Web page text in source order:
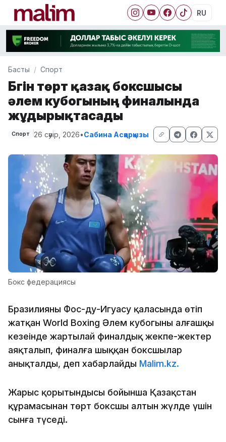
RU
Басты Спорт
Бүгін төрт қазақ боксшысы
әлем кубогының финалында
жұдырықтасады
Спорт 26 сәуір, 2026•Сабина Асқарқызы
Бокс федерациясы
Бразилияның Фос-ду-Игуасу қаласында өтіп
жатқан World Boxing Әлем кубогының алғашқы
кезеңінде жартылай финалдық жекпе-жектер
аяқталып, финалға шыққан боксшылар
анықталды, деп хабарлайды Malim.kz.
Жарыс қорытындысы бойынша Қазақстан
құрамасынан төрт боксшы алтын жүлде үшін
сынға түседі.